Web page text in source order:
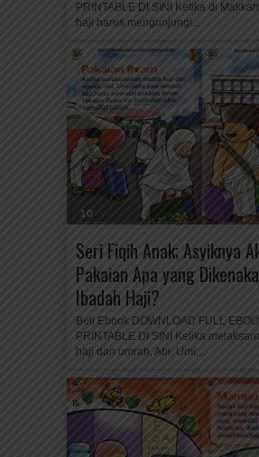
PRINTABLE DI SINI Ketika di
haji harus mengunjungi...
Seri Fiqih Anak; Asyiknya
Pakaian Apa yang
Ibadah Haji?
Beli Ebook DOWNLOAD FULL
PRINTABLE DI SINI Ketika
haji dan umrah, Abi, Umi,...